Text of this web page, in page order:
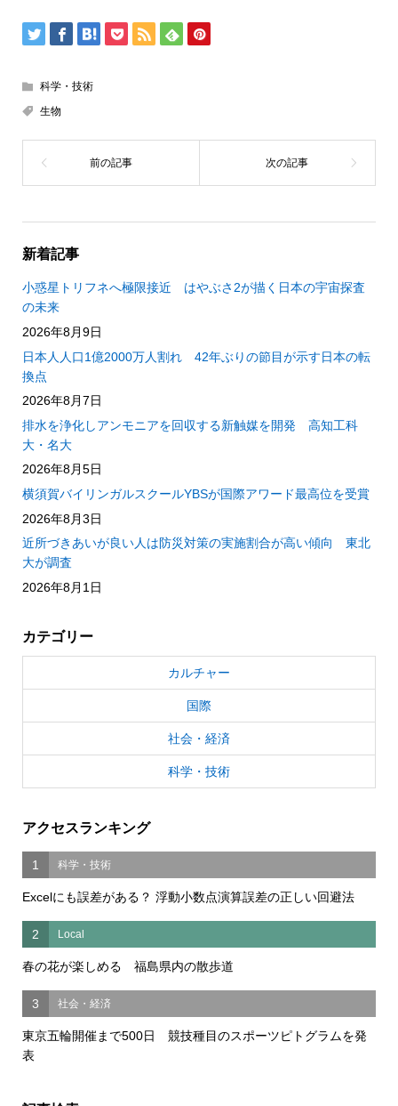
科学・技術
生物
新着記事
小惑星トリフネへ極限接近 はやぶさ2が描く日本の宇宙探査
の未来
2026年8月9日
日本人人口1億2000万人割れ 42年ぶりの節目が示す日本の転
換点
2026年8月7日
排水を浄化しアンモニアを回収する新触媒を開発 高知工科
大・名大
2026年8月5日
横須賀バイリンガルスクールYBSが国際アワード最高位を受賞
2026年8月3日
近所づきあいが良い人は防災対策の実施割合が高い傾向 東北
大が調査
2026年8月1日
カテゴリー
カルチャー
国際
社会・経済
科学・技術
アクセスランキング
1 科学・技術
Excelにも誤差がある？ 浮動小数点演算誤差の正しい回避法
2 Local
春の花が楽しめる 福島県内の散歩道
3 社会・経済
東京五輪開催まで500日 競技種目のスポーツピトグラムを発
表